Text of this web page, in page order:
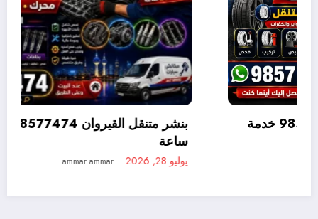
بنشر متنقل المنطقة العاشرة 98577474 خدمة
ammar ammar